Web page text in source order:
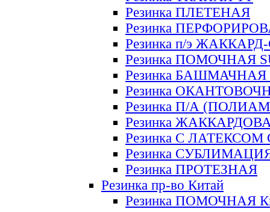
Резинка ПЛЕТЕНАЯ
Резинка
Резинка п/э
Резинка ПОМОЧНАЯ
Резинка БАШМАЧНАЯ
Резинка
Резинка П/А
Резинка
Резинка С ЛАТЕКСОМ
Резинка
Резинка ПРОТЕЗНАЯ
Резинка пр-во Китай
Резинка ПОМОЧНАЯ